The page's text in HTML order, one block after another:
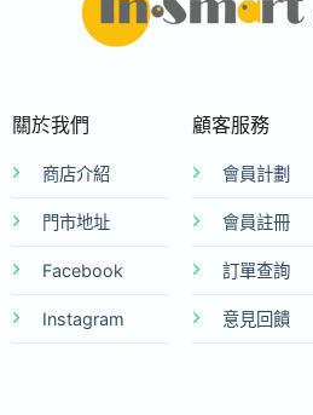
關於我們
商店介紹
門市地址
Facebook
Instagram
顧客服務
會員計劃
會員註冊
訂單查詢
意見回饋